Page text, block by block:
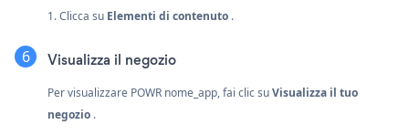
1. Clicca su Elementi di contenuto .
Visualizza il negozio
Per visualizzare POWR nome_app, fai clic suVisualizza il tuo
negozio .